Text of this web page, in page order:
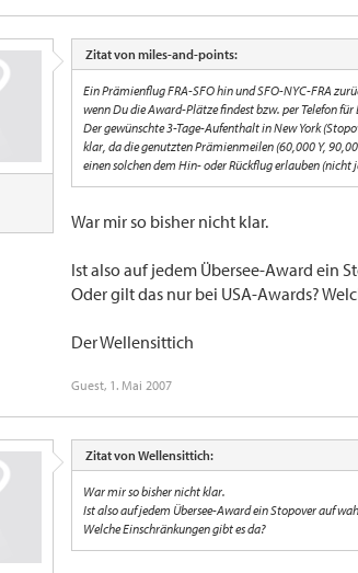
Zitat von miles-and-points:
Ein Prämienflug FRA-SFO hin und SFO-NYC-FRA
wenn Du die Award-Plätze findest bzw. per Telefon
Der gewünschte 3-Tage-Aufenthalt in New York
klar, da die genutzten Prämienmeilen (60,000 Y,
einen solchen dem Hin- oder Rückflug erlauben (nicht
War mir so bisher nicht klar.
Ist also auf jedem Übersee-Award ein
Oder gilt das nur bei USA-Awards?
Der Wellensittich
Guest, 1. Mai 2007
Zitat von Wellensittich:
War mir so bisher nicht klar.
Ist also auf jedem Übersee-Award ein Stopover auf
Welche Einschränkungen gibt es da?